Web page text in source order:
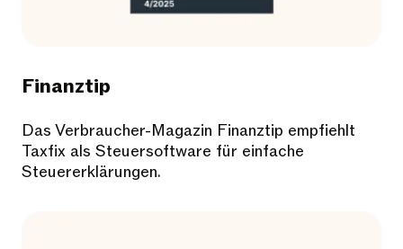
Finanztip
Das Verbraucher-Magazin Finanztip empfiehlt
Taxfix als Steuersoftware für einfache
Steuererklärungen.